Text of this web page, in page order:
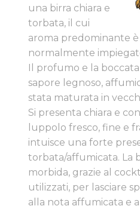
una birra chiara e
torbata, il cui
aroma predominante
normalmente
Il profumo e la
sapore legnoso,
stata maturata in
Si presenta chiara e
luppolo fresco, fine e
intuisce una forte
torbata/affumicata. La
morbida, grazie al
utilizzati, per lasciare
alla nota affumicata e